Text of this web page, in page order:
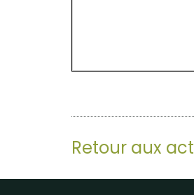
Retour aux